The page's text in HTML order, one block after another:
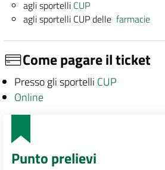
agli sportelli CUP
agli sportelli CUP dellefarmacie
Come pagare il ticket
Presso gli sportelli CUP
Online
Punto prelievi